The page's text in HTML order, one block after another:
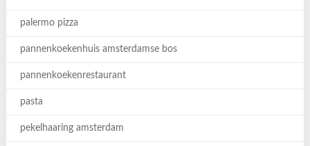
palermo pizza
pannenkoekenhuis amsterdamse bos
pannenkoekenrestaurant
pasta
pekelhaaring amsterdam